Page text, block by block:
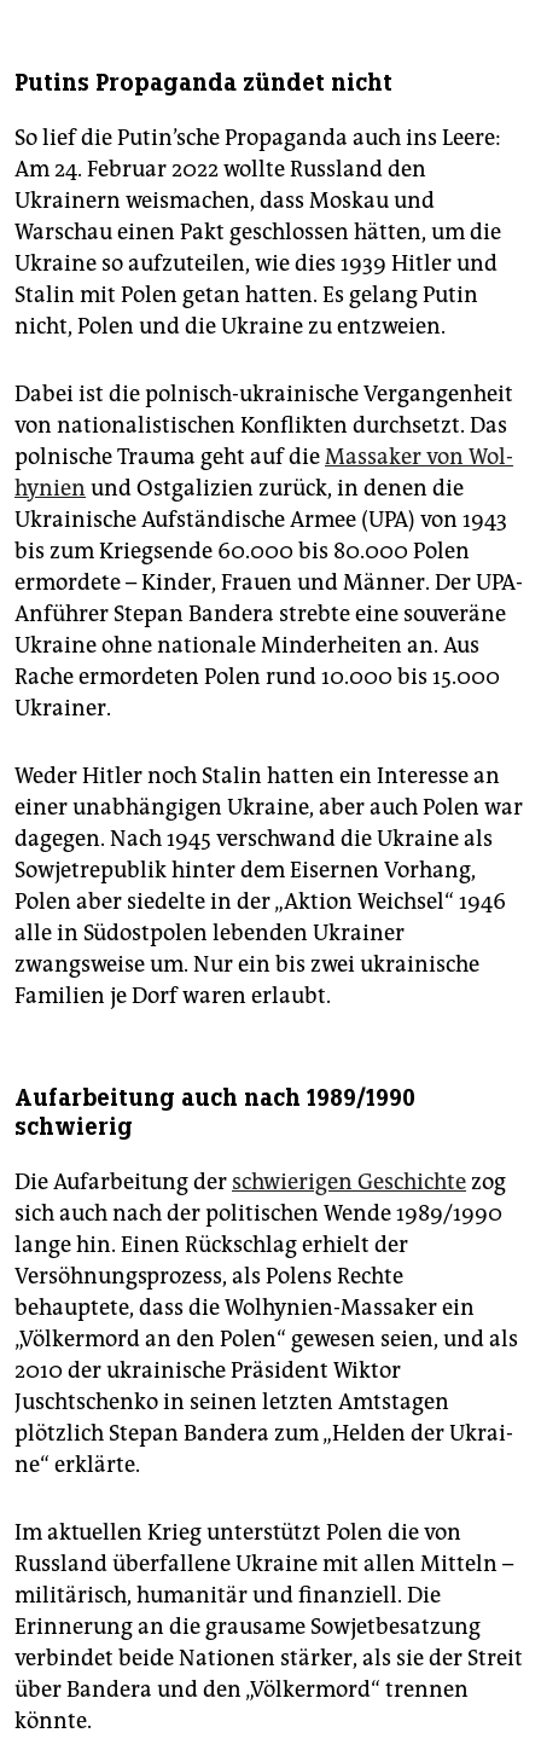
Putins Propaganda zündet nicht
So lief die Putin’sche Propaganda auch ins Leere:
Am 24. Februar 2022 wollte Russland den
Ukrainern weismachen, dass Moskau und
Warschau einen Pakt geschlossen hätten, um die
Ukraine so aufzuteilen, wie dies 1939 Hitler und
Stalin mit Polen getan hatten. Es gelang Putin
nicht, Polen und die Ukraine zu entzweien.
Dabei ist die polnisch-ukrainische Vergangenheit
von nationalistischen Konflikten durchsetzt. Das
polnische Trauma geht auf dieMassaker von Wol­
hynien und Ostgalizien zurück, in denen die
Ukrainische Aufständische Armee (UPA) von 1943
bis zum Kriegsende 60.000 bis 80.000 Polen
ermordete – Kinder, Frauen und Männer. Der UPA-
Anführer Stepan Bandera strebte eine souveräne
Ukraine ohne nationale Minderheiten an. Aus
Rache ermordeten Polen rund 10.000 bis 15.000
Ukrainer.
Weder Hitler noch Stalin hatten ein Interesse an
einer unabhängigen Ukraine, aber auch Polen war
dagegen. Nach 1945 verschwand die Ukraine als
Sowjetrepublik hinter dem Eisernen Vorhang,
Polen aber siedelte in der „Aktion Weichsel“ 1946
alle in Südostpolen lebenden Ukrai­ner
zwangsweise um. Nur ein bis zwei ukrainische
Familien je Dorf waren erlaubt.
Aufarbeitung auch nach 1989/1990
schwierig
Die Aufarbeitung der schwierigen Geschichtezog
sich auch nach der politischen Wende 1989/1990
lange hin. Einen Rückschlag erhielt der
Versöhnungsprozess, als Polens Rechte
behauptete, dass die Wolhynien-Massaker ein
„Völkermord an den Polen“ gewesen seien, und als
2010 der ukrainische Präsident Wiktor
Juschtschenko in seinen letzten Amtstagen
plötzlich Stepan Bandera zum „Helden der Ukrai­
ne“ erklärte.
Im aktuellen Krieg unterstützt Polen die von
Russland überfallene Ukraine mit allen Mitteln –
militärisch, humanitär und finanziell. Die
Erinnerung an die grausame Sowjetbesatzung
verbindet beide Nationen stärker, als sie der Streit
über Bandera und den „Völkermord“ trennen
könnte.